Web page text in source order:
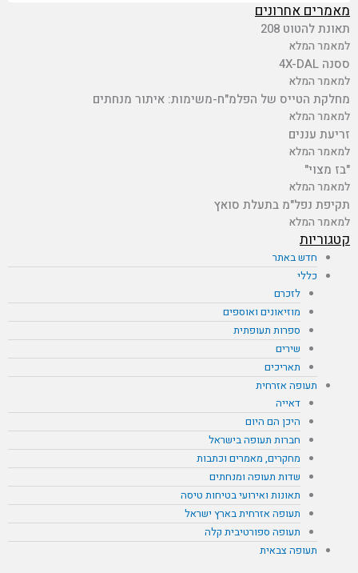
מאמרים אחרונים
תאונת להטוט 208
למאמר המלא
ססנה 4X-DAL
למאמר המלא
מחלקת הטייס של הפלמ"ח-משימות: איתור מנחתים
למאמר המלא
זריעת עננים
למאמר המלא
"בז מצוי"
למאמר המלא
תקיפת נפל"מ בתעלת סואץ
למאמר המלא
קטגוריות
חדש באתר
כללי
לזכרם
מוזיאונים ואוספים
ספרות תעופתית
שירים
תאריכים
תעופה אזרחית
דאייה
היכן הם היום
חברות תעופה בישראל
מחקרים, מאמרים וכתבות
שדות תעופה ומנחתים
תאונות ואירועי בטיחות טיסה
תעופה אזרחית בארץ ישראל
תעופה ספורטיבית קלה
תעופה צבאית